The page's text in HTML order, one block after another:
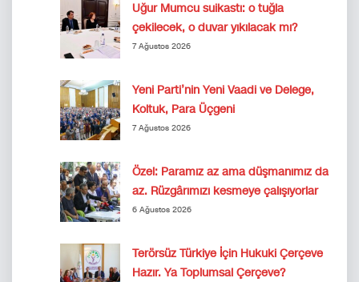
Uğur Mumcu suikastı: o tuğla
çekilecek, o duvar yıkılacak mı?
7 Ağustos 2026
Yeni Parti’nin Yeni Vaadi ve Delege,
Koltuk, Para Üçgeni
7 Ağustos 2026
Özel: Paramız az ama düşmanımız da
az. Rüzgârımızı kesmeye çalışıyorlar
6 Ağustos 2026
Terörsüz Türkiye İçin Hukuki Çerçeve
Hazır. Ya Toplumsal Çerçeve?